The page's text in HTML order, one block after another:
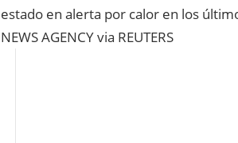
en alerta por calor en los
AGENCY via REUTERS